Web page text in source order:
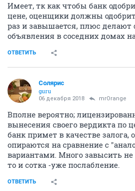
Имеет, тк как чтобы банк
цене, оценщики должны
раз и завышается, плюс делают
объявления в соседних домах
ОТВЕТИТЬ
Солярис
guru
06 декабря 2018 mrOrange
Вполне вероятно;
вынесения своего вердикта по
банк примет в качестве залога,
опираются на сравнение с
вариантами. Много завысить не
то и сотка -уже послабление.
ОТВЕТИТЬ